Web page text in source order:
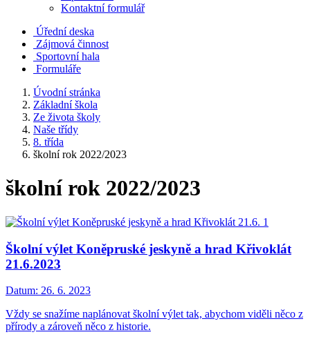
Kontaktní formulář
Úřední deska
Zájmová činnost
Sportovní hala
Formuláře
Úvodní stránka
Základní škola
Ze života školy
Naše třídy
8. třída
školní rok 2022/2023
školní rok 2022/2023
Školní výlet Koněpruské jeskyně a hrad Křivoklát
21.6.2023
Datum: 26. 6. 2023
Vždy se snažíme naplánovat školní výlet tak, abychom viděli něco z
přírody a zároveň něco z historie.